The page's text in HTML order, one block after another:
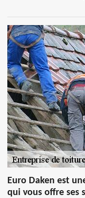
Euro Daken est
qui vous offre ses